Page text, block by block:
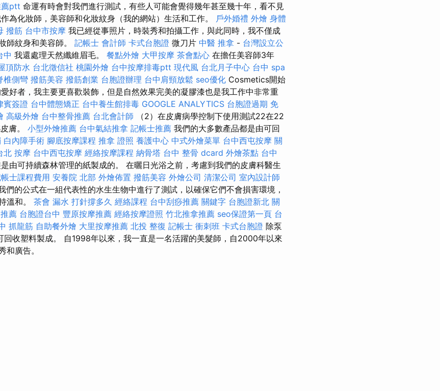
薦ptt 命運有時會對我們進行測試，有些人可能會覺得幾年甚至幾十年，看不見
為化妝師，美容師和化妝紋身（我的網站）生活和工作。 戶外婚禮 外燴 身體
撥筋 台中市按摩 我已經從事照片，時裝秀和拍攝工作，與此同時，我不僅成
師紋身和美容師。 記帳士 會計師 卡式台胞證 微刀片 中醫 推拿 - 台灣設立公
中 我還處理天然纖維眉毛。 餐點外燴 大甲按摩 茶會點心 在擔任美容師3年
頂防水 台北徵信社 桃園外燴 台中按摩排毒ptt 現代風 台北月子中心 台中 spa
椎側彎 撥筋美容 撥筋創業 台胞證辦理 台中肩頸放鬆 seo優化 Cosmetics開始
好者，我主要更喜歡裝飾，但是自然效果完美的凝膠漆也是我工作中非常重
賓簽證 台中體態矯正 台中養生館排毒 GOOGLE ANALYTICS 台胞證過期 免
高級外燴 台中整骨推薦 台北會計師 （2）在皮膚病學控制下使用測試22在22
膚。 小型外燴推薦 台中氣結推拿 記帳士推薦 我們的大多數產品都是由可回
白內障手術 腳底按摩課程 推拿 證照 養護中心 中式外燴菜單 台中西屯按摩 關
北 按摩 台中西屯按摩 經絡按摩課程 納骨塔 台中 整骨 dcard 外燴茶點 台中
由可持續森林管理的紙製成的。 在曬日光浴之前，考慮到我們的皮膚科醫生
士課程費用 安養院 北部 外燴佈置 撥筋美容 外燴公司 清潔公司 室內設計師
們的公式在一組代表性的水生生物中進行了測試，以確保它們不會損害環境，
溫和。 茶會 漏水 打針撐多久 經絡課程 台中刮痧推薦 關鍵字 台胞證新北 關
薦 台胞證台中 豐原按摩推薦 經絡按摩證照 竹北推拿推薦 seo保證第一頁 台
抓龍筋 自助餐外燴 大里按摩推薦 北投 整復 記帳士 衝刺班 卡式台胞證 除泵
回收塑料製成。 自1998年以來，我一直是一名活躍的美髮師，自2000年以來
和廣告。